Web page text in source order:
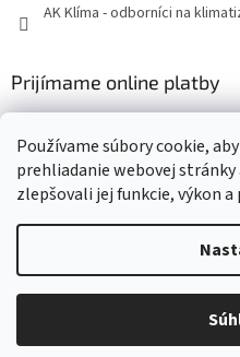
Používame súbory cookie,
prehliadanie webovej stránky
zlepšovali jej funkcie, výkon
AK Klíma - odborníci na
Prijímame online platby
Copyright 2026AK Klima -
vzduchotechnika